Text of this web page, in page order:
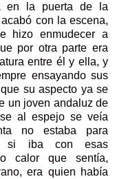
en la puerta de la
con la escena,
hizo enmudecer a
por otra parte era
entre él y ella, y
ensayando sus
su aspecto ya se
un joven andaluz de
al espejo se veía
no estaba para
si iba con esas
calor que sentía,
era quien había